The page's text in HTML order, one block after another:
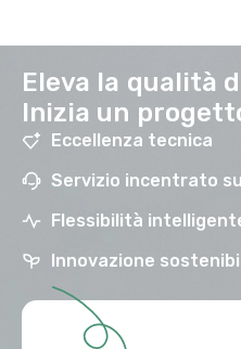
Eleva la qualità
Inizia un
Eccellenza tecnica
Servizio incentrato
Flessibilità
Innovazione